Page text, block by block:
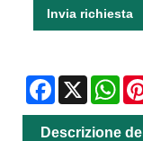
Invia richiesta
Facebook
X
Descrizione